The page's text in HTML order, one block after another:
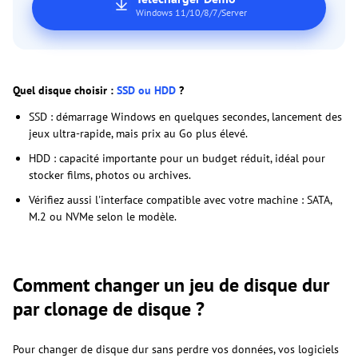
Windows 11/10/8/7/Server
Quel disque choisir : SSD ou HDD ?
SSD : démarrage Windows en quelques secondes, lancement des
jeux ultra-rapide, mais prix au Go plus élevé.
HDD : capacité importante pour un budget réduit, idéal pour
stocker films, photos ou archives.
Vérifiez aussi l'interface compatible avec votre machine : SATA,
M.2 ou NVMe selon le modèle.
Comment changer un jeu de disque dur
par clonage de disque ?
Pour changer de disque dur sans perdre vos données, vos logiciels